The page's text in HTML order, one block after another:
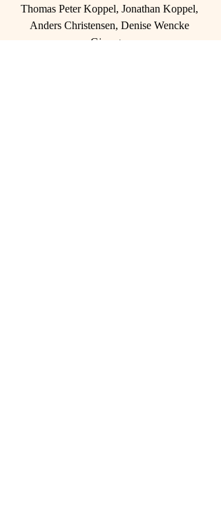
Thomas Peter Koppel, Jonathan Koppel,
Anders Christensen, Denise Wencke
Gjernøe,